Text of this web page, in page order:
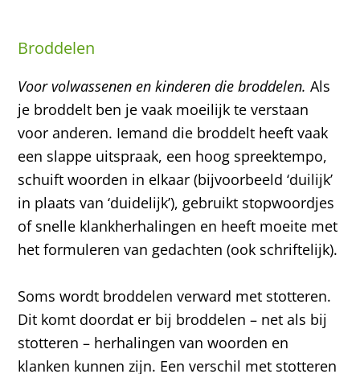
Broddelen
Voor volwassenen en kinderen die broddelen. Als
je broddelt ben je vaak moeilijk te verstaan
voor anderen. Iemand die broddelt heeft vaak
een slappe uitspraak, een hoog spreektempo,
schuift woorden in elkaar (bijvoorbeeld ‘duilijk’
in plaats van ‘duidelijk’), gebruikt stopwoordjes
of snelle klankherhalingen en heeft moeite met
het formuleren van gedachten (ook schriftelijk).
Soms wordt broddelen verward met stotteren.
Dit komt doordat er bij broddelen – net als bij
stotteren – herhalingen van woorden en
klanken kunnen zijn. Een verschil met stotteren